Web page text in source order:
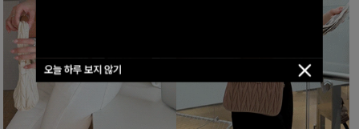
오늘 하루 보지 않기